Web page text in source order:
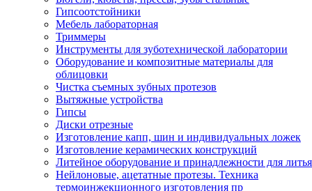
Гипсоотстойники
Мебель лабораторная
Триммеры
Инструменты для зуботехнической лаборатории
Оборудование и композитные материалы для
облицовки
Чистка съемных зубных протезов
Вытяжные устройства
Гипсы
Диски отрезные
Изготовление капп, шин и индивидуальных ложек
Изготовление керамических конструкций
Литейное оборудование и принадлежности для литья
Нейлоновые, ацетатные протезы. Техника
термоинжекционного изготовления пр